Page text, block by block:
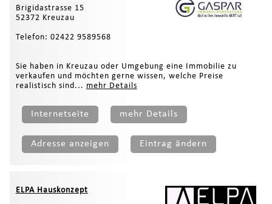
Brigidastrasse 15
52372 Kreuzau
Telefon: 02422 9589568
Sie haben in Kreuzau oder Umgebung eine Immobilie zu
verkaufen und möchten gerne wissen, welche Preise
realistisch sind... mehr Details
Internetseite mehr Details
Adresse anzeigen Eintrag ändern
ELPA Hauskonzept